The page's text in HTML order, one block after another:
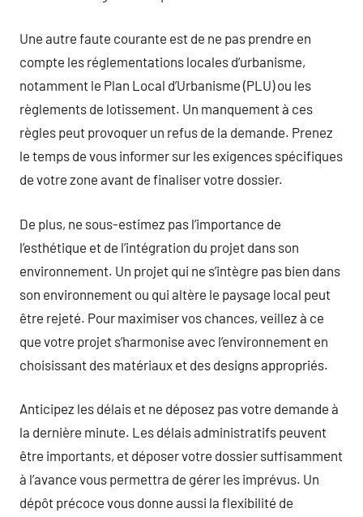
Une autre faute courante est de ne pas prendre en
compte les réglementations locales d’urbanisme,
notamment le Plan Local d’Urbanisme (PLU) ou les
règlements de lotissement. Un manquement à ces
règles peut provoquer un refus de la demande. Prenez
le temps de vous informer sur les exigences spécifiques
de votre zone avant de finaliser votre dossier.
De plus, ne sous-estimez pas l’importance de
l’esthétique et de l’intégration du projet dans son
environnement. Un projet qui ne s’intègre pas bien dans
son environnement ou qui altère le paysage local peut
être rejeté. Pour maximiser vos chances, veillez à ce
que votre projet s’harmonise avec l’environnement en
choisissant des matériaux et des designs appropriés.
Anticipez les délais et ne déposez pas votre demande à
la dernière minute. Les délais administratifs peuvent
être importants, et déposer votre dossier suffisamment
à l’avance vous permettra de gérer les imprévus. Un
dépôt précoce vous donne aussi la flexibilité de